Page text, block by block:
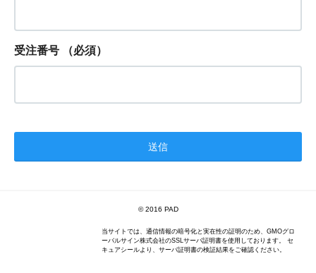
受注番号 （必須）
© 2016 PAD
当サイトでは、通信情報の暗号化と実在性の証明のため、GMOグロ
ーバルサイン株式会社のSSLサーバ証明書を使用しております。 セ
キュアシールより、サーバ証明書の検証結果をご確認ください。